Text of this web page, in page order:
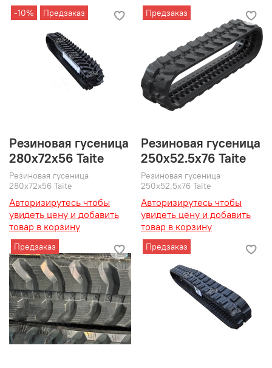
-10% Предзаказ
Резиновая гусеница
280x72x56 Taite
Резиновая гусеница
280x72x56 Taite
Авторизирутесь чтобы
увидеть цену и добавить
товар в корзину
Предзаказ
Резиновая гусеница
250x52.5x76 Taite
Резиновая гусеница
250x52.5x76 Taite
Авторизирутесь чтобы
увидеть цену и добавить
товар в корзину
Предзаказ Предзаказ